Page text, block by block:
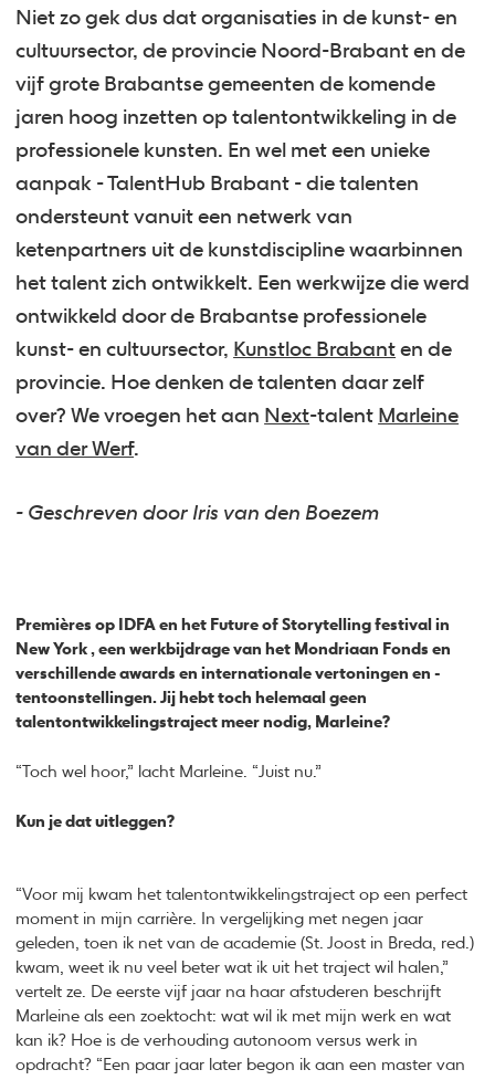
Niet zo gek dus dat organisaties in de kunst- en
cultuursector, de provincie Noord-Brabant en de
vijf grote Brabantse gemeenten de komende
jaren hoog inzetten op talentontwikkeling in de
professionele kunsten. En wel met een unieke
aanpak - TalentHub Brabant - die talenten
ondersteunt vanuit een netwerk van
ketenpartners uit de kunstdiscipline waarbinnen
het talent zich ontwikkelt. Een werkwijze die werd
ontwikkeld door de Brabantse professionele
kunst- en cultuursector, Kunstloc Brabant en de
provincie. Hoe denken de talenten daar zelf
over? We vroegen het aan Next-talent Marleine
van der Werf.
- Geschreven door Iris van den Boezem
Premières op IDFA en het Future of Storytelling festival in
New York , een werkbijdrage van het Mondriaan Fonds en
verschillende awards en internationale vertoningen en -
tentoonstellingen. Jij hebt toch helemaal geen
talentontwikkelingstraject meer nodig, Marleine?
“Toch wel hoor,” lacht Marleine. “Juist nu.”
Kun je dat uitleggen?
“Voor mij kwam het talentontwikkelingstraject op een perfect
moment in mijn carrière. In vergelijking met negen jaar
geleden, toen ik net van de academie (St. Joost in Breda, red.)
kwam, weet ik nu veel beter wat ik uit het traject wil halen,”
vertelt ze. De eerste vijf jaar na haar afstuderen beschrijft
Marleine als een zoektocht: wat wil ik met mijn werk en wat
kan ik? Hoe is de verhouding autonoom versus werk in
opdracht? “Een paar jaar later begon ik aan een master van